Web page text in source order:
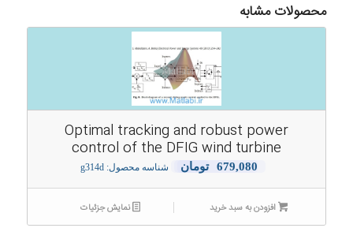
محصولات مشابه
Optimal tracking and robust power
control of the DFIG wind turbine
679,080 تومان شناسه محصول: g314d
افزودن به سبد خرید نمایش جزئیات